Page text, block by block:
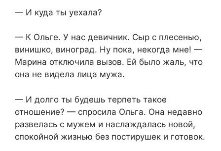
— И куда ты уехала?
— К Ольге. У нас девичник. Сыр с плесенью,
винишко, виноград. Ну пока, некогда мне! —
Марина отключила вызов. Ей было жаль, что
она не видела лица мужа.
— И долго ты будешь терпеть такое
отношение? — спросила Ольга. Она недавно
развелась с мужем и наслаждалась новой,
спокойной жизнью без постирушек и готовок.